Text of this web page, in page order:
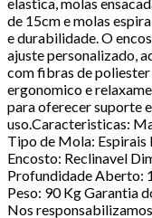
de 15cm e molas
e durabilidade. O
ajuste personalizado,
com fibras de
ergonomico e
para oferecer suporte
uso.Caracteristicas:
Tipo de Mola: Espirais
Encosto: Reclinavel
Profundidade Aberto:
Peso: 90 Kg Garantia
Nos